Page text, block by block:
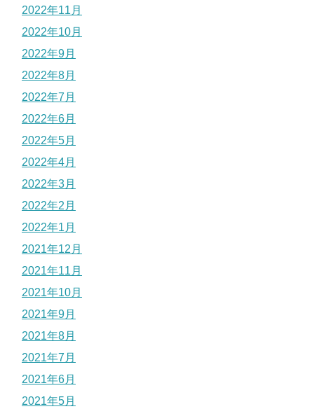
2022年11月
2022年10月
2022年9月
2022年8月
2022年7月
2022年6月
2022年5月
2022年4月
2022年3月
2022年2月
2022年1月
2021年12月
2021年11月
2021年10月
2021年9月
2021年8月
2021年7月
2021年6月
2021年5月